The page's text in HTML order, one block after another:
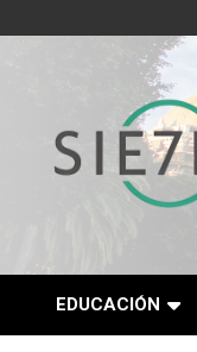
al
EDUCACIÓN